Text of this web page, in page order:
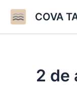
contenido
COVA
2 de